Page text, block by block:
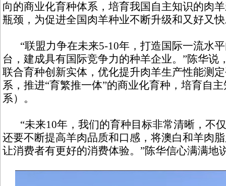
向的商业化育种体系，培育我国自主知识的肉
瓶颈，为促进全国肉羊种业不断升级和又好又
“联盟力争在未来5-10年，打造国际一流水
台，建成具有国际竞争力的种羊企业。”陈华说
联合育种创新实体，优化提升肉羊生产性能测
系，推进“育繁推一体”的商业化育种，培育自
系）。
“未来10年，我们的育种目标非常清晰，不
还要不断提高羊肉品质和口感，将澳白和羊肉
让消费者有更好的消费体验。”陈华信心满满地